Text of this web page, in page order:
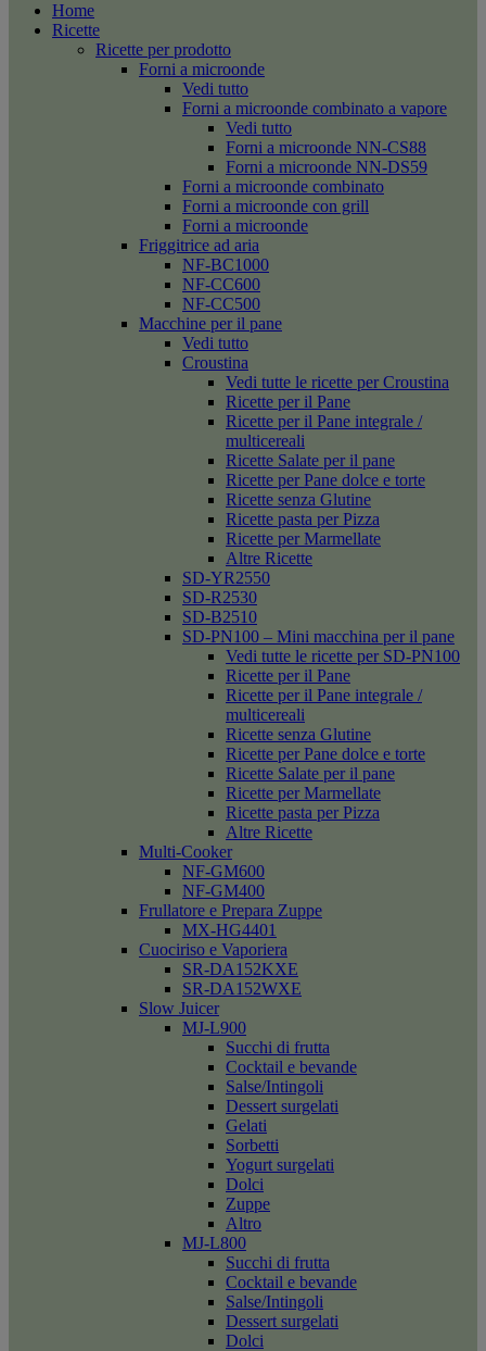
Home
Ricette
Ricette per prodotto
Forni a microonde
Vedi tutto
Forni a microonde combinato a vapore
Vedi tutto
Forni a microonde NN-CS88
Forni a microonde NN-DS59
Forni a microonde combinato
Forni a microonde con grill
Forni a microonde
Friggitrice ad aria
NF-BC1000
NF-CC600
NF-CC500
Macchine per il pane
Vedi tutto
Croustina
Vedi tutte le ricette per Croustina
Ricette per il Pane
Ricette per il Pane integrale /
multicereali
Ricette Salate per il pane
Ricette per Pane dolce e torte
Ricette senza Glutine
Ricette pasta per Pizza
Ricette per Marmellate
Altre Ricette
SD-YR2550
SD-R2530
SD-B2510
SD-PN100 – Mini macchina per il pane
Vedi tutte le ricette per SD-PN100
Ricette per il Pane
Ricette per il Pane integrale /
multicereali
Ricette senza Glutine
Ricette per Pane dolce e torte
Ricette Salate per il pane
Ricette per Marmellate
Ricette pasta per Pizza
Altre Ricette
Multi-Cooker
NF-GM600
NF-GM400
Frullatore e Prepara Zuppe
MX-HG4401
Cuociriso e Vaporiera
SR-DA152KXE
SR-DA152WXE
Slow Juicer
MJ-L900
Succhi di frutta
Cocktail e bevande
Salse/Intingoli
Dessert surgelati
Gelati
Sorbetti
Yogurt surgelati
Dolci
Zuppe
Altro
MJ-L800
Succhi di frutta
Cocktail e bevande
Salse/Intingoli
Dessert surgelati
Dolci